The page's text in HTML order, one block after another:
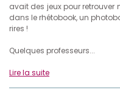
avait des jeux pour
dans le rhétobook, un
rires !
Quelques professeurs...
Lire la suite